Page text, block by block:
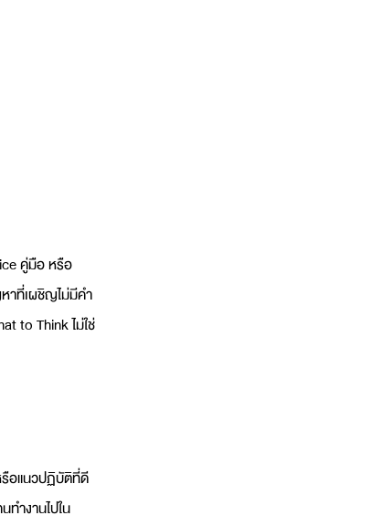
คู่มือ หรือ
าที่เผชิญไม่มีคำ
to Think ไม่ใช่
รือแนวปฏิบัติที่ดี
ำงานไปใน